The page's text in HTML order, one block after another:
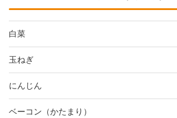
白菜
玉ねぎ
にんじん
ベーコン（かたまり）